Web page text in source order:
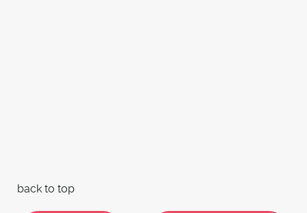
back to top